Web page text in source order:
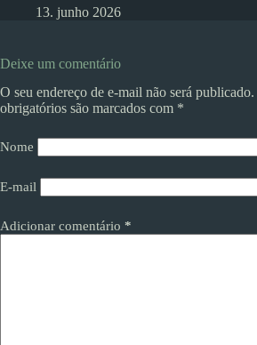
13. junho 2026
Deixe um comentário
O seu endereço de e-mail não será publicado.
obrigatórios são marcados com *
Nome
E-mail
Adicionar comentário *